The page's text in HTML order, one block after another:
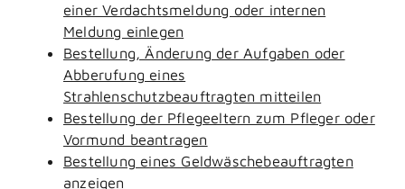
einer Verdachtsmeldung oder internen
Meldung einlegen
Bestellung, Änderung der Aufgaben oder
Abberufung eines
Strahlenschutzbeauftragten mitteilen
Bestellung der Pflegeeltern zum Pfleger oder
Vormund beantragen
Bestellung eines Geldwäschebeauftragten
anzeigen